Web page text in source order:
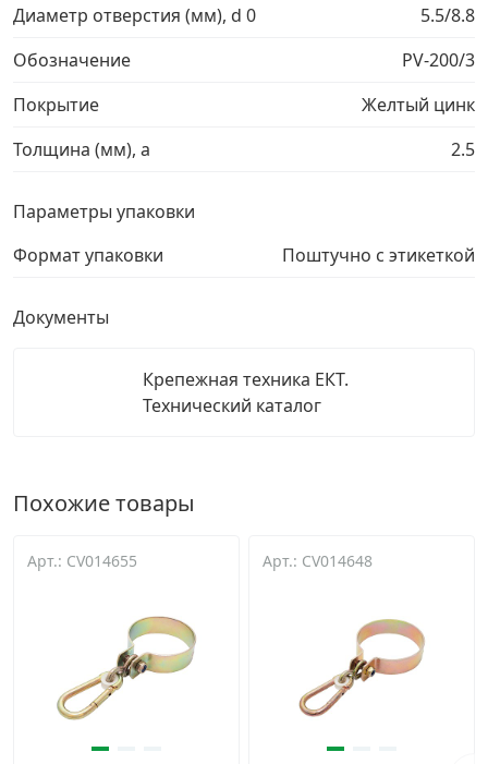
›
Метрический крепеж ›
Диаметр отверстия (мм), d 0
5.5/8.8
Обозначение
PV-200/3
Покрытие
Желтый цинк
Толщина (мм), a
2.5
Параметры упаковки
Формат упаковки
Поштучно с этикеткой
Документы
Крепежная техника ЕКТ.
Технический каталог
Похожие товары
Арт.: CV014655 Арт.: CV014648